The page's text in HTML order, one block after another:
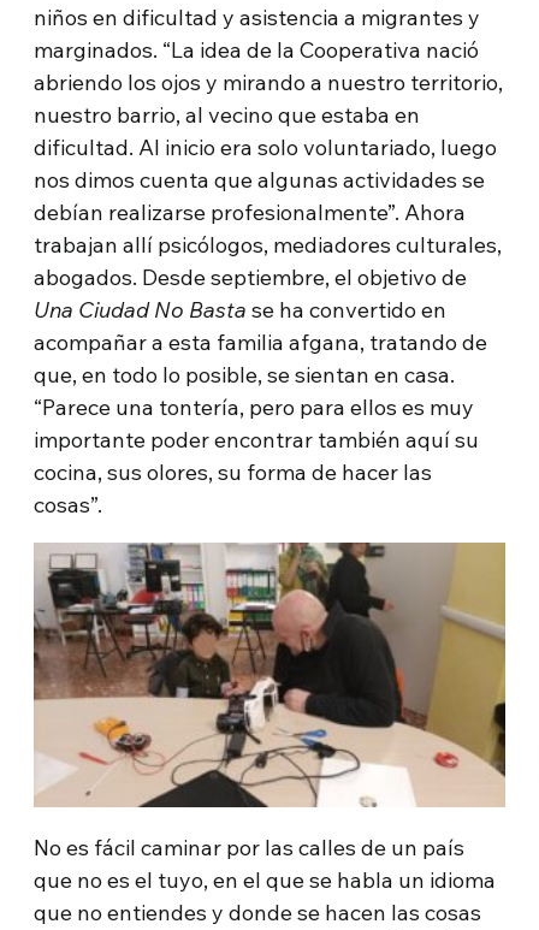
niños en dificultad y asistencia a migrantes y
marginados. “La idea de la Cooperativa nació
abriendo los ojos y mirando a nuestro territorio,
nuestro barrio, al vecino que estaba en
dificultad. Al inicio era solo voluntariado, luego
nos dimos cuenta que algunas actividades se
debían realizarse profesionalmente”. Ahora
trabajan allí psicólogos, mediadores culturales,
abogados. Desde septiembre, el objetivo de
Una Ciudad No Basta se ha convertido en
acompañar a esta familia afgana, tratando de
que, en todo lo posible, se sientan en casa.
“Parece una tontería, pero para ellos es muy
importante poder encontrar también aquí su
cocina, sus olores, su forma de hacer las
cosas”.
No es fácil caminar por las calles de un país
que no es el tuyo, en el que se habla un idioma
que no entiendes y donde se hacen las cosas